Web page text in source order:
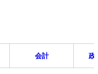
会計 政